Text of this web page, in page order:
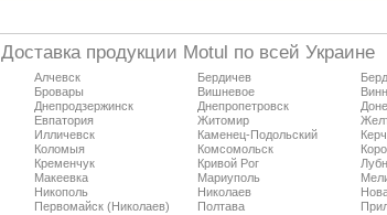
Доставка продукции Motul по всей Украине
Алчевск Бердичев
Бровары Вишневое
Днепродзержинск Днепропетровск
Евпатория Житомир
Илличевск Каменец-Подольский Керч
Коломыя Комсомольск
Кременчук Кривой Рог
Макеевка Мариуполь
Никополь Николаев
Первомайск (Николаев) Полтава